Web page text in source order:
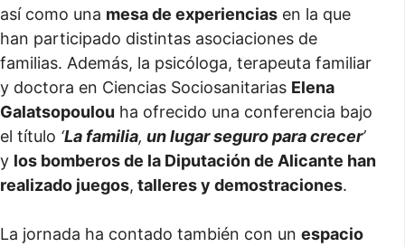
así como una mesa de experiencias en la que
han participado distintas asociaciones de
familias. Además, la psicóloga, terapeuta familiar
y doctora en Ciencias Sociosanitarias Elena
Galatsopoulou ha ofrecido una conferencia bajo
el título ‘La familia, un lugar seguro para crecer’
y los bomberos de la Diputación de Alicante han
realizado juegos, talleres y demostraciones.
La jornada ha contado también con un espacio